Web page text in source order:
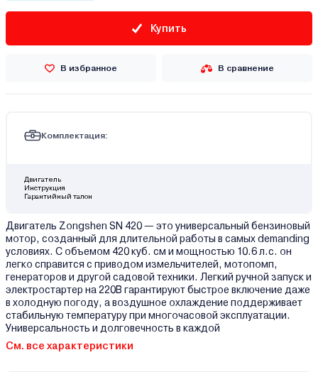
Купить
В избранное В сравнение
Комплектация:
Двигатель
Инструкция
Гарантийный талон
Двигатель Zongshen SN 420 — это универсальный бензиновый
мотор, созданный для длительной работы в самых demanding
условиях. С объемом 420 куб. см и мощностью 10.6 л.с. он
легко справится с приводом измельчителей, мотопомп,
генераторов и другой садовой техники. Легкий ручной запуск и
электростартер на 220В гарантируют быстрое включение даже
в холодную погоду, а воздушное охлаждение поддерживает
стабильную температуру при многочасовой эксплуатации.
Универсальность и долговечность в каждой
См. все характеристики